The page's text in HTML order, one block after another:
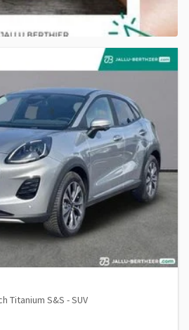
1.0 EcoBoost Hybrid 125ch Titanium S&S - SUV